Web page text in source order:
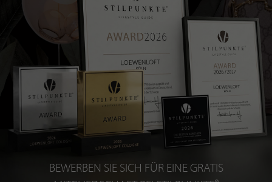
BEWERBEN SIE SICH FÜR EINE GRATIS